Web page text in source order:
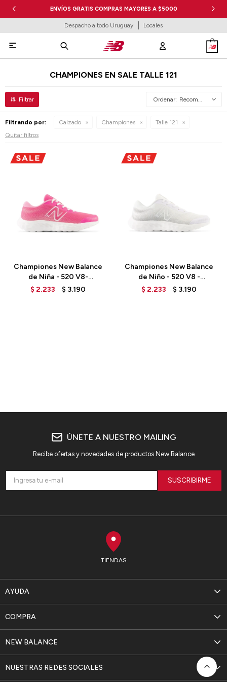
ENVÍOS GRATIS COMPRAS MAYORES A $5000
Despacho a todo Uruguay Locales

CHAMPIONES EN SALE TALLE 121
Recomendados
Filtrando por: Calzado Championes
Talle 121
Quitar filtros
Championes New Balance
de Niña - 520 V8-
GP520PK8 - HI-PINK
$ 2.233 $3.190
Championes New Balance
de Niño - 520 V8 -
GP520WW8 - WHITE
$ 2.233 $3.190
TIENDAS
AYUDA
NEW BALANCE
COMPRA
NUESTRAS REDES SOCIALES
ÚNETE A NUESTRO MAILING
Recibe ofertas y novedades de productos New Balance
SUSCRIBIRME